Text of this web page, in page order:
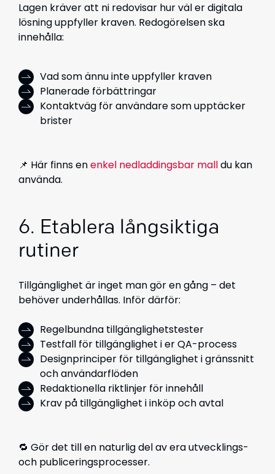
Lagen kräver att ni redovisar hur väl er digitala
lösning uppfyller kraven. Redogörelsen ska
innehålla:
Vad som ännu inte uppfyller kraven
Planerade förbättringar
Kontaktväg för användare som upptäcker
brister
📌 Här finns enenkel nedladdingsbar malldu kan
använda.
6. Etablera långsiktiga
rutiner
Tillgänglighet är inget man gör en gång – det
behöver underhållas. Inför därför:
Regelbundna tillgänglighetstester
Testfall för tillgänglighet i er QA-process
Designprinciper för tillgänglighet i gränssnitt
och användarflöden
Redaktionella riktlinjer för innehåll
Krav på tillgänglighet i inköp och avtal
🔁 Gör det till en naturlig del av era utvecklings-
och publiceringsprocesser.